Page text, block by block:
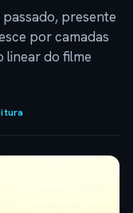
presente
por camadas
linear do filme